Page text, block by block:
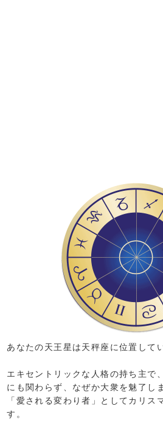
あなたの天王星は天秤座に位置して
エキセントリックな人格の持ち主で
にも関わらず、なぜか大衆を魅了し
「愛される変わり者」としてカリス
す。